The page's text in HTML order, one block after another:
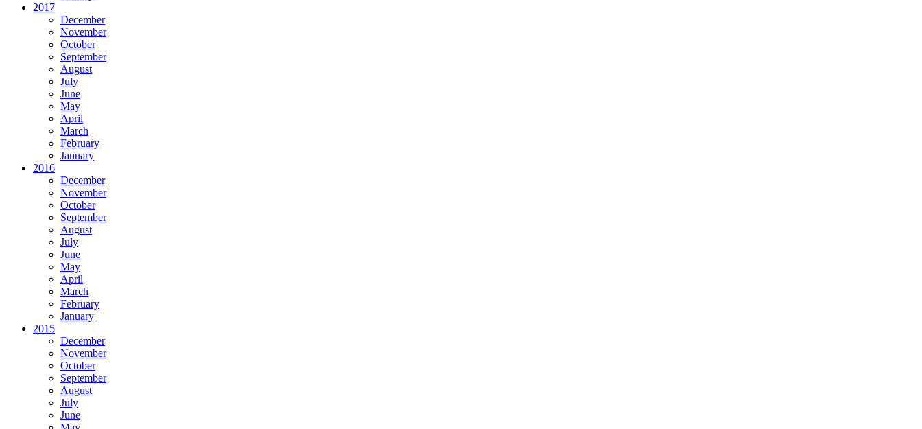
2017
December
November
October
September
August
July
June
May
April
March
February
January
2016
December
November
October
September
August
July
June
May
April
March
February
January
2015
December
November
October
September
August
July
June